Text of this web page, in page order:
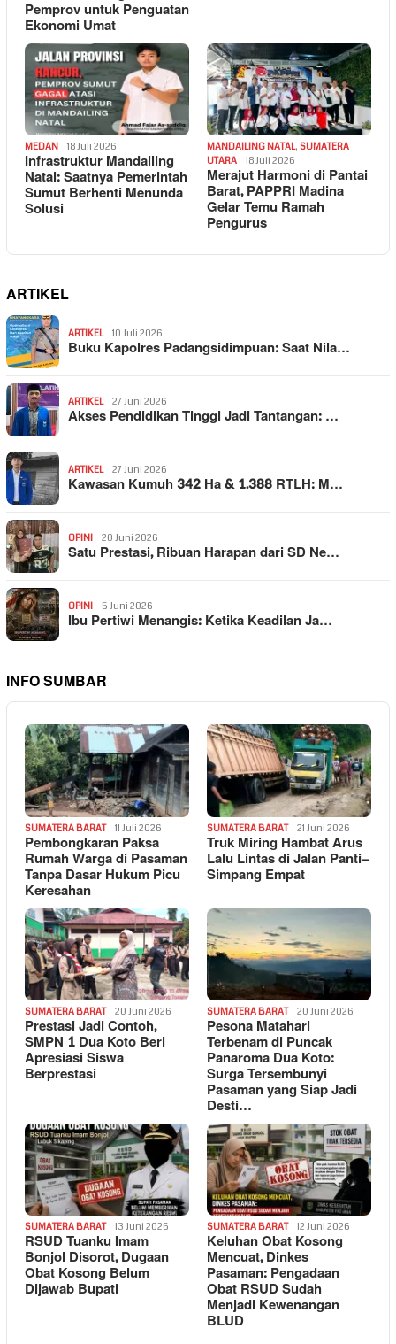
Pemprov untuk Penguatan
Ekonomi Umat
MEDAN 18 Juli 2026
Infrastruktur Mandailing
Natal: Saatnya Pemerintah
Sumut Berhenti Menunda
Solusi
MANDAILING NATAL, SUMATERA
UTARA
18 Juli 2026
Merajut Harmoni di Pantai
Barat, PAPPRI Madina
Gelar Temu Ramah
Pengurus
ARTIKEL
ARTIKEL 10 Juli 2026
Buku Kapolres Padangsidimpuan: Saat Nila…
ARTIKEL 27 Juni 2026
Akses Pendidikan Tinggi Jadi Tantangan: …
ARTIKEL 27 Juni 2026
Kawasan Kumuh 342 Ha & 1.388 RTLH: M…
OPINI 20 Juni 2026
Satu Prestasi, Ribuan Harapan dari SD Ne…
OPINI 5 Juni 2026
Ibu Pertiwi Menangis: Ketika Keadilan Ja…
INFO SUMBAR
SUMATERA BARAT 11 Juli 2026
Pembongkaran Paksa
Rumah Warga di Pasaman
Tanpa Dasar Hukum Picu
Keresahan
SUMATERA BARAT 21 Juni 2026
Truk Miring Hambat Arus
Lalu Lintas di Jalan Panti–
Simpang Empat
SUMATERA BARAT 20 Juni 2026
Prestasi Jadi Contoh,
SMPN 1 Dua Koto Beri
Apresiasi Siswa
Berprestasi
SUMATERA BARAT 20 Juni 2026
Pesona Matahari
Terbenam di Puncak
Panaroma Dua Koto:
Surga Tersembunyi
Pasaman yang Siap Jadi
Desti…
SUMATERA BARAT 13 Juni 2026
RSUD Tuanku Imam
Bonjol Disorot, Dugaan
Obat Kosong Belum
Dijawab Bupati
SUMATERA BARAT 12 Juni 2026
Keluhan Obat Kosong
Mencuat, Dinkes
Pasaman: Pengadaan
Obat RSUD Sudah
Menjadi Kewenangan
BLUD